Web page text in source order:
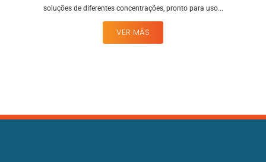
soluções de diferentes concentrações, pronto para uso...
VER MÁS